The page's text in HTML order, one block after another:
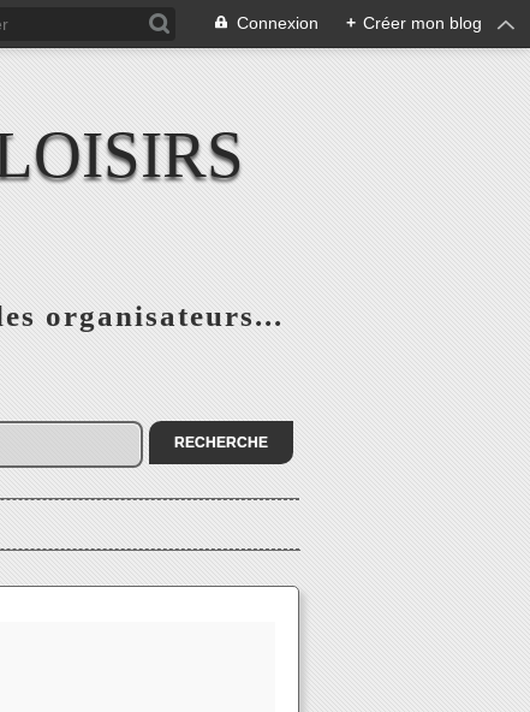
Connexion + Créer mon blog
organisateurs...